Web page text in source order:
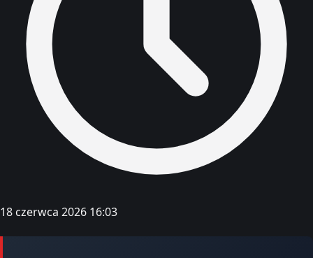
18 czerwca 2026 16:03